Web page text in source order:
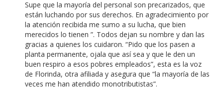
Supe que la mayoría del personal son precarizados, que
están luchando por sus derechos. En agradecimiento por
la atención recibida me sumo a su lucha, que bien
merecidos lo tienen ”. Todos dejan su nombre y dan las
gracias a quienes los cuidaron. “Pido que los pasen a
planta permanente, ojala que así sea y que le den un
buen respiro a esos pobres empleados”, esta es la voz
de Florinda, otra afiliada y asegura que “la mayoría de las
veces me han atendido monotributistas”.